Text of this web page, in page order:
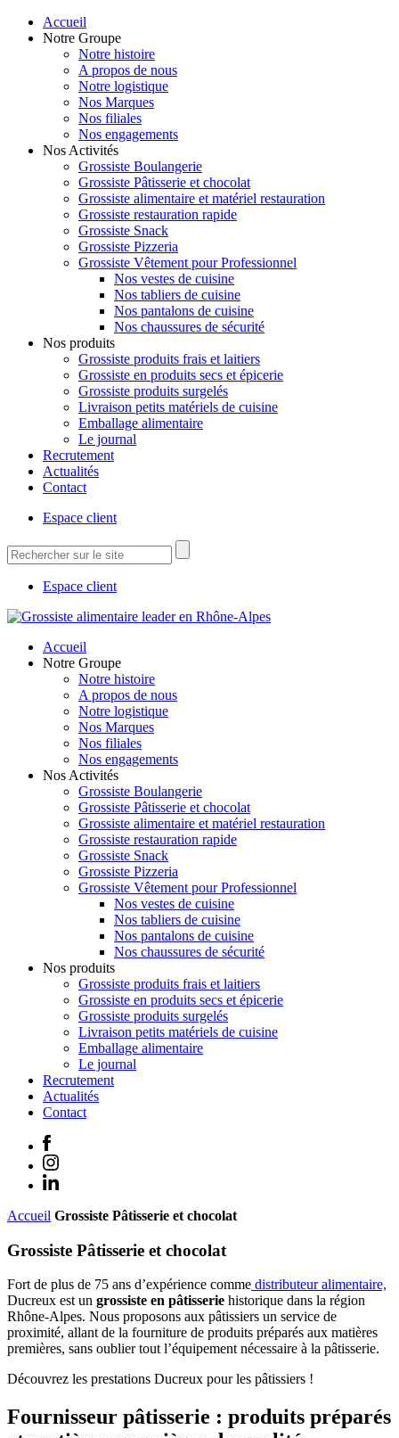
Accueil
Notre Groupe
Notre histoire
A propos de nous
Notre logistique
Nos Marques
Nos filiales
Nos engagements
Nos Activités
Grossiste Boulangerie
Grossiste Pâtisserie et chocolat
Grossiste alimentaire et matériel restauration
Grossiste restauration rapide
Grossiste Snack
Grossiste Pizzeria
Grossiste Vêtement pour Professionnel
Nos vestes de cuisine
Nos tabliers de cuisine
Nos pantalons de cuisine
Nos chaussures de sécurité
Nos produits
Grossiste produits frais et laitiers
Grossiste en produits secs et épicerie
Grossiste produits surgelés
Livraison petits matériels de cuisine
Emballage alimentaire
Le journal
Recrutement
Actualités
Contact
Espace client
Espace client
Accueil
Notre Groupe
Notre histoire
A propos de nous
Notre logistique
Nos Marques
Nos filiales
Nos engagements
Nos Activités
Grossiste Boulangerie
Grossiste Pâtisserie et chocolat
Grossiste alimentaire et matériel restauration
Grossiste restauration rapide
Grossiste Snack
Grossiste Pizzeria
Grossiste Vêtement pour Professionnel
Nos vestes de cuisine
Nos tabliers de cuisine
Nos pantalons de cuisine
Nos chaussures de sécurité
Nos produits
Grossiste produits frais et laitiers
Grossiste en produits secs et épicerie
Grossiste produits surgelés
Livraison petits matériels de cuisine
Emballage alimentaire
Le journal
Recrutement
Actualités
Contact
Accueil Grossiste Pâtisserie et chocolat
Grossiste Pâtisserie et chocolat
Fort de plus de 75 ans d’expérience comme distributeur alimentaire,
Ducreux est un grossiste en pâtisserie historique dans la région
Rhône-Alpes. Nous proposons aux pâtissiers un service de
proximité, allant de la fourniture de produits préparés aux matières
premières, sans oublier tout l’équipement nécessaire à la pâtisserie.
Découvrez les prestations Ducreux pour les pâtissiers !
Fournisseur pâtisserie : produits préparés